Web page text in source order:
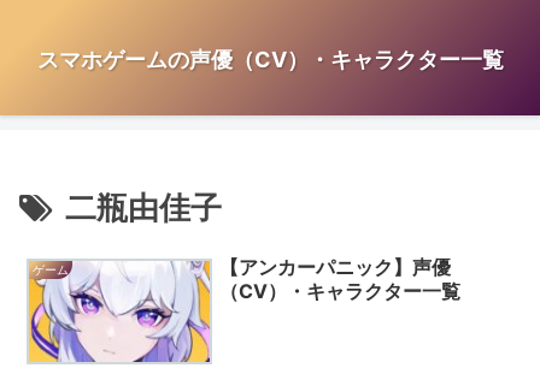
スマホゲームの声優（CV）・キャラクター一覧
二瓶由佳子
ゲーム
【アンカーパニック】声優
（CV）・キャラクター一覧